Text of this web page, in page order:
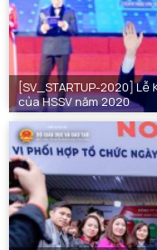
[SV_STARTUP-2020]
của HSSV năm 2020